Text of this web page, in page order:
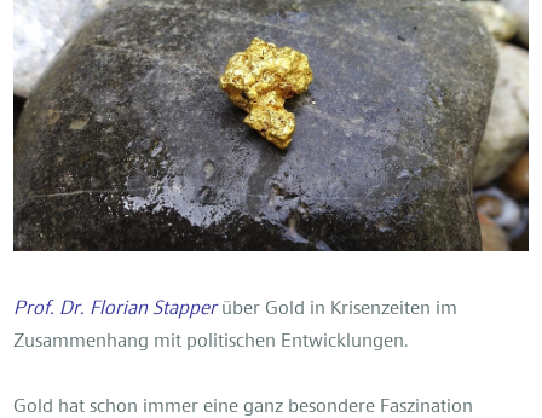
Prof. Dr. Florian Stapperüber Gold in Krisenzeiten im
Zusammenhang mit politischen Entwicklungen.
Gold hat schon immer eine ganz besondere Faszination